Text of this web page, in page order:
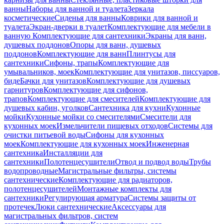
ванныНаборы для ванной и туалетаЗеркала
косметическиеСиденья для ванныКоврики для ванной и
туалетаЭкран-дверки в туалетКомплектующие для мебели в
ванную Комплектующие для сантехникиЭкраны для ванн,
душевых поддоновОпоры для ванн, душевых
поддоновКомплектующие для ваннПлинтусы для
сантехникиСифоны, трапыКомплектующие для
умывальников, моекКомплектующие для унитазов, писсуаров,
бидеБачки для унитазовКомплектующие для душевых
гарнитуровКомплектующие для сифонов,
траповКомплектующие для смесителейКомплектующие для
душевых кабин, уголковСантехника для кухниКухонные
мойкиКухонные мойки со смесителямиСмесители для
кухонных моекИзмельчители пищевых отходовСистемы для
очистки питьевой водыСифоны для кухонных
моекКомплектующие для кухонных моекИнженерная
сантехникаИнсталляции для
сантехникиПолотенцесушителиОтвод и подвод водыТрубы
водопроводныеМагистральные фильтры, системы
сантехническиеКомплектующие для радиаторов,
полотенцесушителейМонтажные комплекты для
сантехникиРегулирующая арматураСистемы защиты от
протечекЛюки сантехническиеАксессуары для
магистральных фильтров, систем